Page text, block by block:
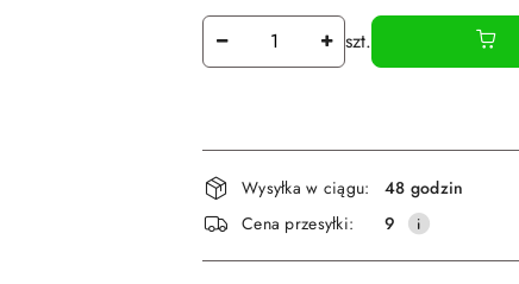
Ilość szt.
Dostępność
i
dostawa
Wysyłka w ciągu:
48 godzin
Cena przesyłki:
9